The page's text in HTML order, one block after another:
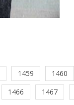
1459 1460
1466
1467